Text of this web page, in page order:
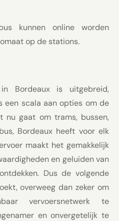
kunnen online worden
op de stations.
Bordeaux is uitgebreid,
een scala aan opties om de
nu gaat om trams, bussen,
Bordeaux heeft voor elk
maakt het gemakkelijk
en geluiden van
Dus de volgende
overweeg dan zeker om
vervoersnetwerk te
en onvergetelijk te